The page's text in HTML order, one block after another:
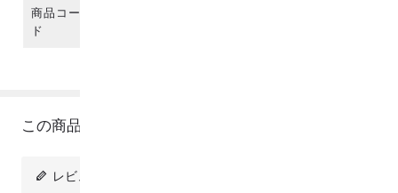
商品コー
ド
この商品のレビュー
レビューを投稿